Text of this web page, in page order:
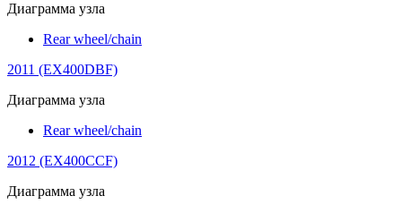
Диаграмма узла
Rear wheel/chain
2011 (EX400DBF)
Диаграмма узла
Rear wheel/chain
2012 (EX400CCF)
Диаграмма узла